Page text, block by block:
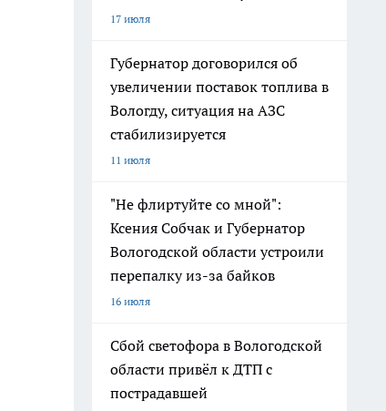
17 июля
Губернатор договорился об
увеличении поставок топлива в
Вологду, ситуация на АЗС
стабилизируется
11 июля
"Не флиртуйте со мной":
Ксения Собчак и Губернатор
Вологодской области устроили
перепалку из-за байков
16 июля
Сбой светофора в Вологодской
области привёл к ДТП с
пострадавшей